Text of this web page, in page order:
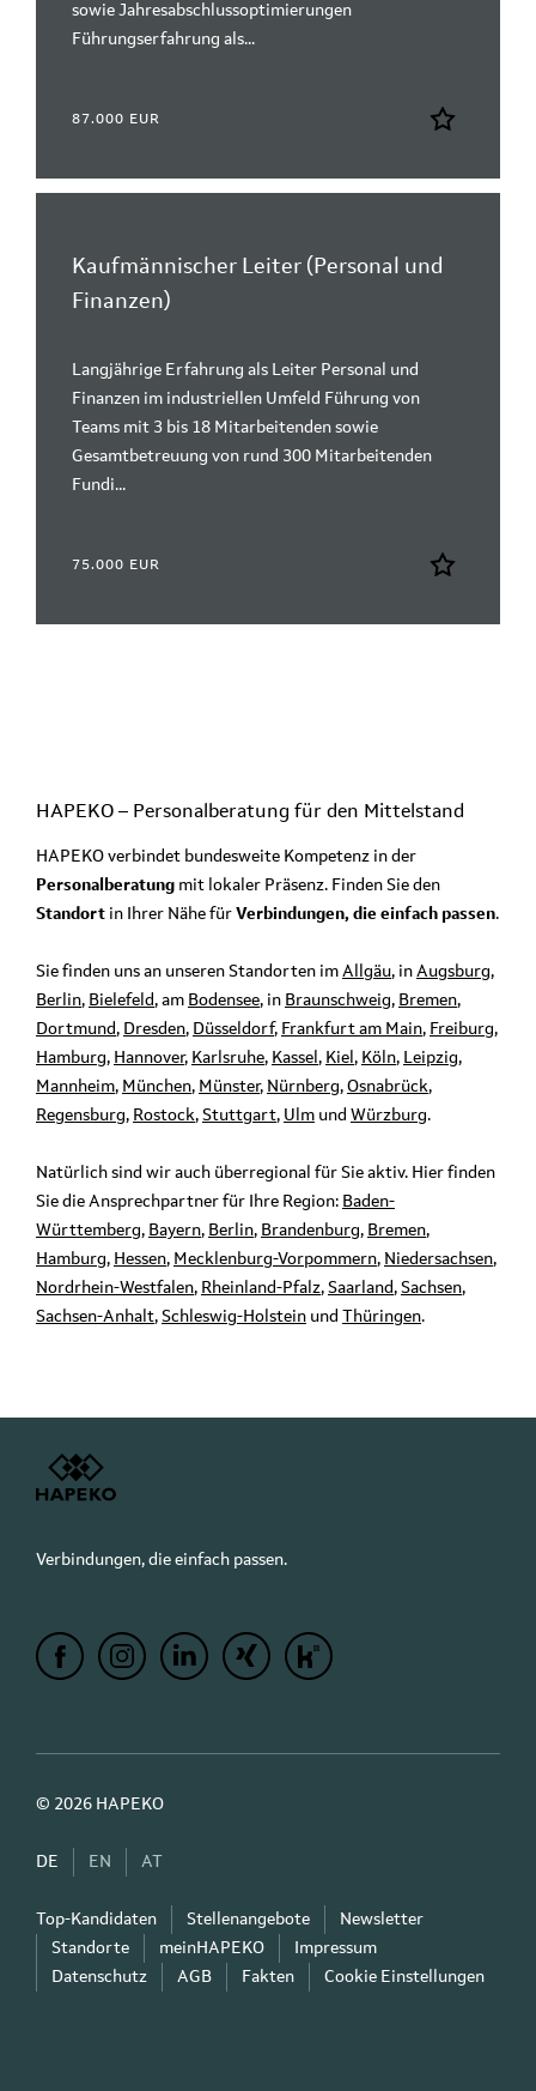
sowie Jahresabschlussoptimierungen
Führungserfahrung als...
87.000 EUR
Kaufmännischer Leiter (Personal und
Finanzen)
Langjährige Erfahrung als Leiter Personal und
Finanzen im industriellen Umfeld Führung von
Teams mit 3 bis 18 Mitarbeitenden sowie
Gesamtbetreuung von rund 300 Mitarbeitenden
Fundi...
75.000 EUR
HAPEKO – Personalberatung für den Mittelstand
HAPEKO verbindet bundesweite Kompetenz in der
Personalberatung mit lokaler Präsenz. Finden Sie den
Standort in Ihrer Nähe für Verbindungen, die einfach passen.
Sie finden uns an unseren Standorten im Allgäu, in Augsburg,
Berlin, Bielefeld, am Bodensee, in Braunschweig, Bremen,
Dortmund, Dresden, Düsseldorf, Frankfurt am Main, Freiburg,
Hamburg, Hannover, Karlsruhe, Kassel , Kiel , Köln, Leipzig,
Mannheim, München, Münster, Nürnberg, Osnabrück,
Regensburg, Rostock, Stuttgart, Ulm und Würzburg.
Natürlich sind wir auch überregional für Sie aktiv. Hier finden
Sie die Ansprechpartner für Ihre Region: Baden-
Württemberg, Bayern, Berlin, Brandenburg, Bremen,
Hamburg, Hessen, Mecklenburg-Vorpommern, Niedersachsen,
Nordrhein-Westfalen, Rheinland-Pfalz, Saarland, Sachsen,
Sachsen-Anhalt, Schleswig-Holstein und Thüringen.
Verbindungen, die einfach passen.
© 2026 HAPEKO
DE EN AT
Top-Kandidaten Stellenangebote
Newsletter
Standorte
meinHAPEKO
Impressum
Datenschutz
AGB Fakten Cookie Einstellungen